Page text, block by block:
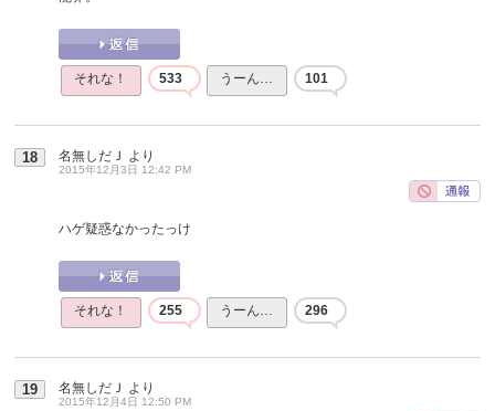
それな！ 533 うーん… 101
18 名無しだＪ より
2015年12月3日 12:42 PM
ハゲ疑惑なかったっけ
それな！ 255 うーん… 296
19 名無しだＪ より
2015年12月4日 12:50 PM